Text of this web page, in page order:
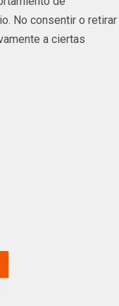
No consentir o retirar
a ciertas